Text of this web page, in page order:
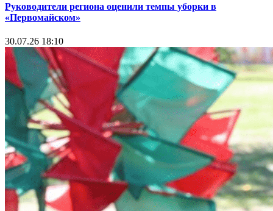
Руководители региона оценили темпы уборки в
«Первомайском»
30.07.26 18:10